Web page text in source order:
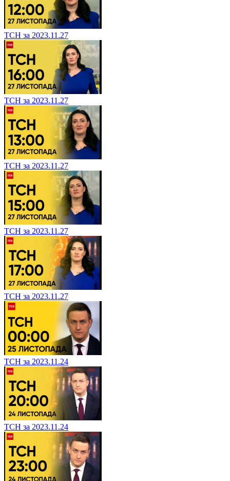
ТСН за 2023.11.27
ТСН за 2023.11.27
ТСН за 2023.11.27
ТСН за 2023.11.27
ТСН за 2023.11.27
ТСН за 2023.11.24
ТСН за 2023.11.24